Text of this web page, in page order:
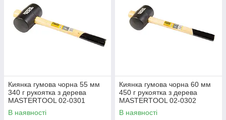
Киянка гумова чорна 55 мм
340 г рукоятка з дерева
MASTERTOOL 02-0301
В наявності
Киянка гумова чорна 60 мм
450 г рукоятка з дерева
MASTERTOOL 02-0302
В наявності